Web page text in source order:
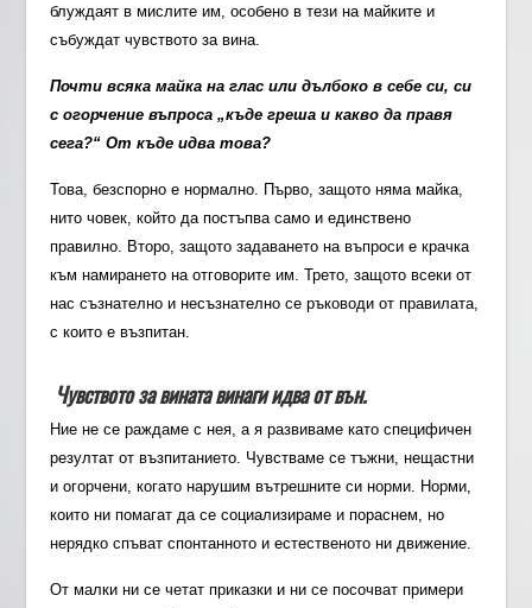
блуждаят в мислите им, особено в тези на майките и
събуждат чувството за вина.
Почти всяка майка на глас или дълбоко в себе си, си
с огорчение въпроса „къде греша и какво да правя
сега?“ От къде идва това?
Това, безспорно е нормално. Първо, защото няма майка,
нито човек, който да постъпва само и единствено
правилно. Второ, защото задаването на въпроси е крачка
към намирането на отговорите им. Трето, защото всеки от
нас съзнателно и несъзнателно се ръководи от правилата,
с които е възпитан.
Чувството за винатавинаги идва от вън.
Ние не се раждаме с нея, а я развиваме като специфичен
резултат от възпитанието. Чувстваме се тъжни, нещастни
и огорчени, когато нарушим вътрешните си норми. Норми,
които ни помагат да се социализираме и пораснем, но
нерядко спъват спонтанното и естественото ни движение.
От малки ни се четат приказки и ни се посочват примери